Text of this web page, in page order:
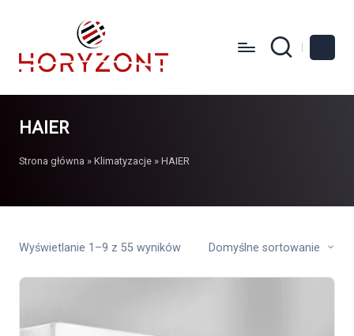
HAIER
Strona główna » Klimatyzacje » HAIER
Wyświetlanie 1–9 z 55 wyników Domyślne sortowanie